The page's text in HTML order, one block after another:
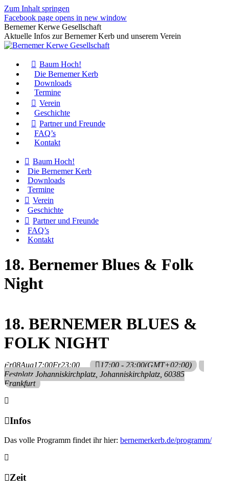
Zum Inhalt springen
Facebook page opens in new window
Bernemer Kerwe Gesellschaft
Aktuelle Infos zur Bernemer Kerb und unserem Verein
Baum Hoch!
Die Bernemer Kerb
Downloads
Termine
Verein
Geschichte
Partner und Freunde
FAQ’s
Kontakt
Baum Hoch!
Die Bernemer Kerb
Downloads
Termine
Verein
Geschichte
Partner und Freunde
FAQ’s
Kontakt
18. Bernemer Blues & Folk
Night
18. BERNEMER BLUES &
FOLK NIGHT
Fr08Aug17:00Fr23:00 17:00 - 23:00(GMT+02:00)
Festplatz Johanniskirchplatz , Johanniskirchplatz, 60385
Frankfurt
Infos
Das volle Programm findet ihr hier: bernemerkerb.de/programm/
Zeit